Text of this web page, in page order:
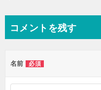
ビ
ー
シ
コメントを残す
名前 必須